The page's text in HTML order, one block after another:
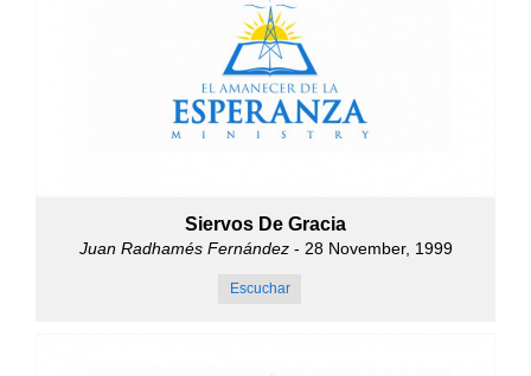
Siervos De Gracia
Juan Radhamés Fernández- 28 November, 1999
Escuchar